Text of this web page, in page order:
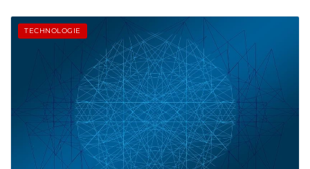
TECHNOLOGIE